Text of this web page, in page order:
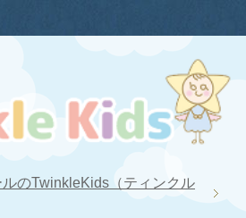
のTwinkleKids（ティンクル